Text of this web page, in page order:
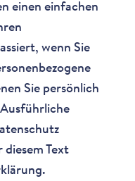
einen einfachen
wenn Sie
Sie persönlich
Text